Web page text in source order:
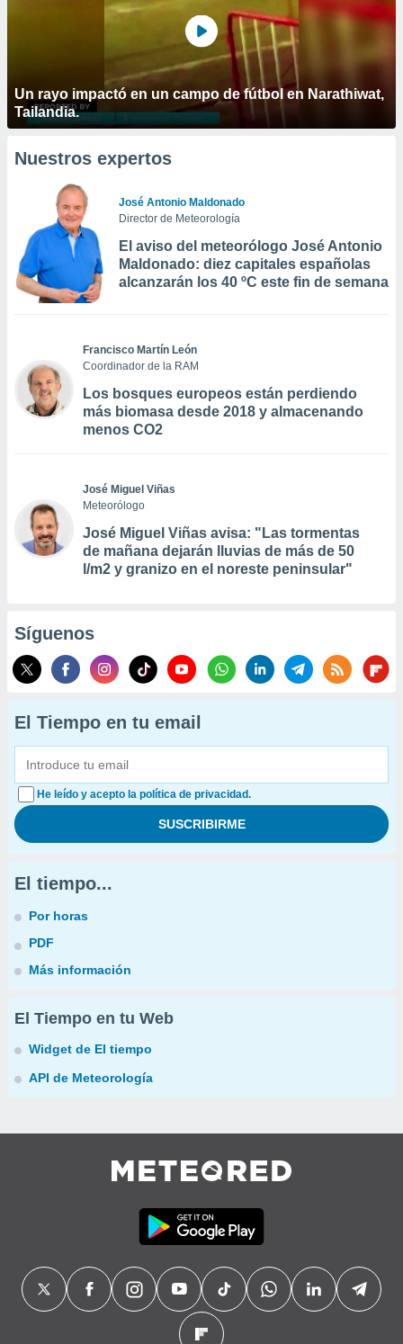
Un rayo impactó en un campo de fútbol en Narathiwat,
Tailandia.
Nuestros expertos
José Antonio Maldonado
Director de Meteorología
El aviso del meteorólogo José Antonio
Maldonado: diez capitales españolas
alcanzarán los 40 ºC este fin de semana
Francisco Martín León
Coordinador de la RAM
Los bosques europeos están perdiendo
más biomasa desde 2018 y almacenando
menos CO2
José Miguel Viñas
Meteorólogo
José Miguel Viñas avisa: "Las tormentas
de mañana dejarán lluvias de más de 50
l/m2 y granizo en el noreste peninsular"
Síguenos
El Tiempo en tu email
He leído y acepto la política de privacidad.
El tiempo...
Por horas
PDF
Más información
El Tiempo en tu Web
Widget de El tiempo
API de Meteorología